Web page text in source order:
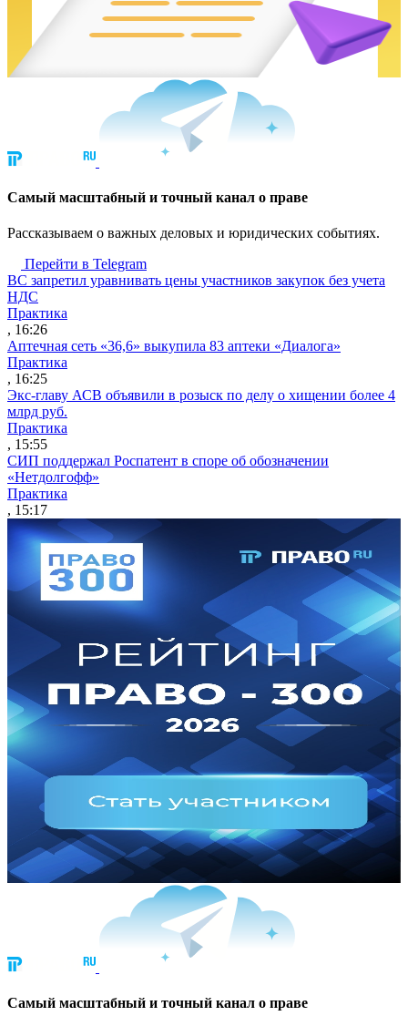
Cамый масштабный и точный канал о праве
Рассказываем о важных деловых и юридических событиях.
Перейти в Telegram
ВС запретил уравнивать цены участников закупок без учета
НДС
Практика
, 16:26
Аптечная сеть «36,6» выкупила 83 аптеки «Диалога»
Практика
, 16:25
Экс-главу АСВ объявили в розыск по делу о хищении более 4
млрд руб.
Практика
, 15:55
СИП поддержал Роспатент в споре об обозначении
«Нетдолгофф»
Практика
, 15:17
Cамый масштабный и точный канал о праве